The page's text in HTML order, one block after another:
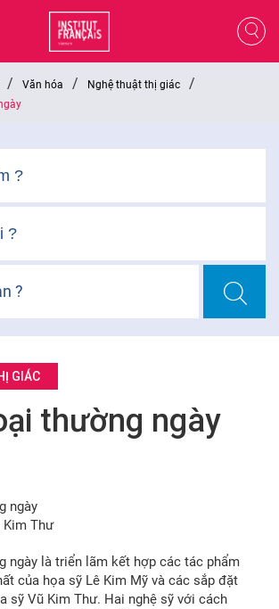
ĐĂNG NHẬP
/ Văn hóa / Nghệ thuật thị giác /
?
GIÁC
thường ngày
ngày
Kim Thư
ngày là triển lãm kết hợp các tác phẩm
của họa sỹ Lê Kim Mỹ và các sắp đặt
sỹ Vũ Kim Thư. Hai nghệ sỹ với cách